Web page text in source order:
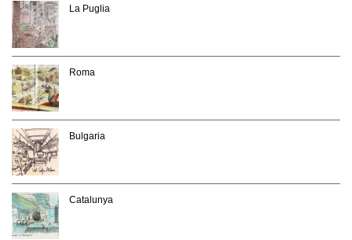
La Puglia
Roma
Bulgaria
Catalunya